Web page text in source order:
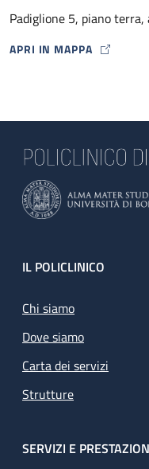
Padiglione 5, piano terra,
APRI IN MAPPA
MAP ICON
Footer
IL POLICLINICO
Chi siamo
Dove siamo
Carta dei servizi
Strutture
SERVIZI E